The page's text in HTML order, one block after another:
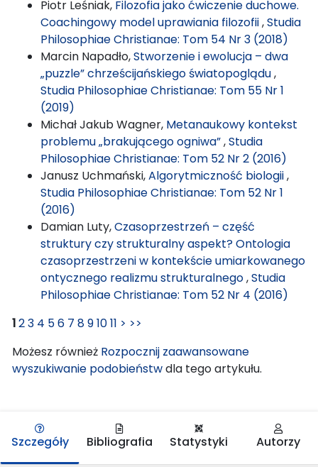
Piotr Leśniak, Filozofia jako ćwiczenie duchowe.
Coachingowy model uprawiania filozofii,Studia
Philosophiae Christianae: Tom 54 Nr 3 (2018)
Marcin Napadło,Stworzenie i ewolucja – dwa
„puzzle” chrześcijańskiego światopoglądu,
Studia Philosophiae Christianae: Tom 55 Nr 1
(2019)
Michał Jakub Wagner, Metanaukowy kontekst
problemu „brakującego ogniwa”,Studia
Philosophiae Christianae: Tom 52 Nr 2 (2016)
Janusz Uchmański,Algorytmiczność biologii,
Studia Philosophiae Christianae: Tom 52 Nr 1
(2016)
Damian Luty,Czasoprzestrzeń – część
struktury czy strukturalny aspekt? Ontologia
czasoprzestrzeni w kontekście umiarkowanego
ontycznego realizmu strukturalnego,Studia
Philosophiae Christianae: Tom 52 Nr 4 (2016)
123 4 56 7 891011 > >>
Możesz również Rozpocznij zaawansowane
wyszukiwanie podobieństwdla tego artykułu.
Szczegóły Bibliografia Statystyki Autorzy